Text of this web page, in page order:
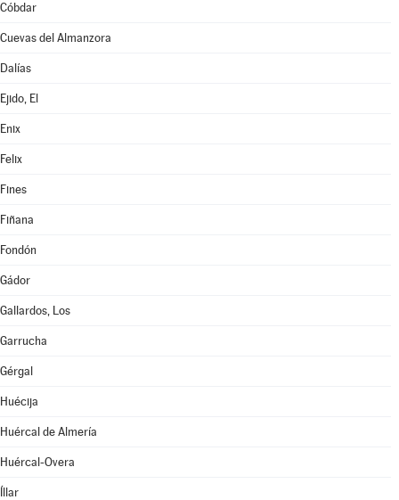
Cóbdar
Cuevas del Almanzora
Dalías
Ejido, El
Enix
Felix
Fines
Fiñana
Fondón
Gádor
Gallardos, Los
Garrucha
Gérgal
Huécija
Huércal de Almería
Huércal-Overa
Íllar